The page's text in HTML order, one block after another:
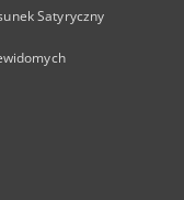
Satyryczny